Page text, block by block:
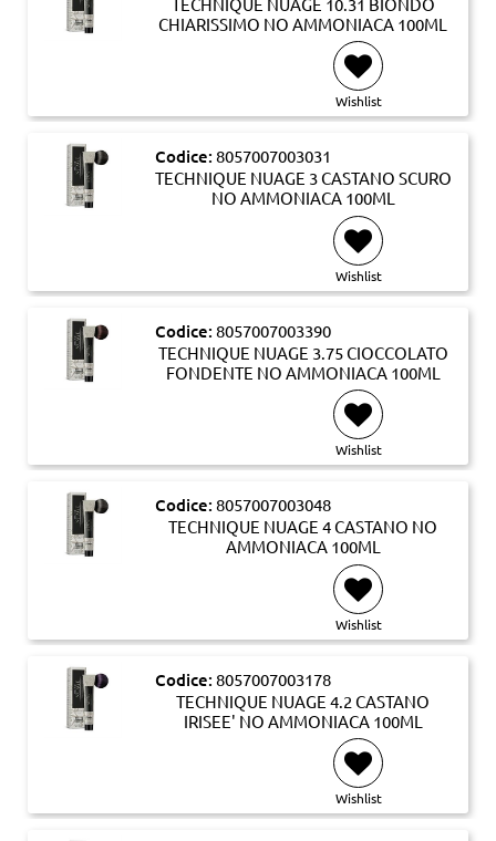
CHIARISSIMO NO AMMONIACA 100ML
Wishlist
Codice: 8057007003031
TECHNIQUE NUAGE 3 CASTANO SCURO
NO AMMONIACA 100ML
Wishlist
Codice: 8057007003390
TECHNIQUE NUAGE 3.75 CIOCCOLATO
FONDENTE NO AMMONIACA 100ML
Wishlist
Codice: 8057007003048
TECHNIQUE NUAGE 4 CASTANO NO
AMMONIACA 100ML
Wishlist
Codice: 8057007003178
TECHNIQUE NUAGE 4.2 CASTANO
IRISEE' NO AMMONIACA 100ML
Wishlist